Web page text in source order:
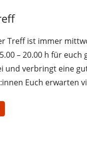
Treff ist immer
– 20.00 h für euch
und verbringt eine
Euch erwarten